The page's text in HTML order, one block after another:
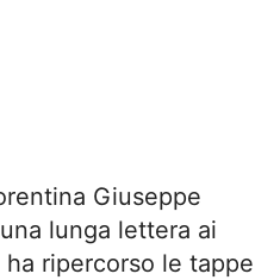
Giuseppe
lunga lettera ai
ripercorso le tappe